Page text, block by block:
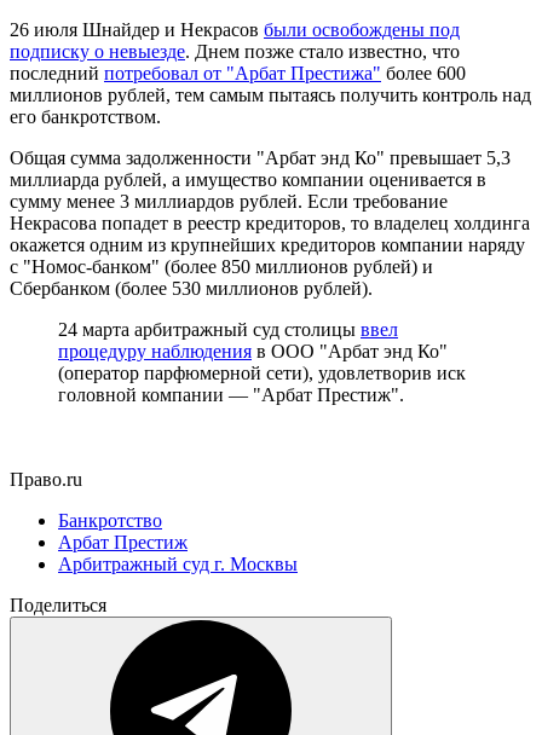
26 июля Шнайдер и Некрасов были освобождены под
подписку о невыезде. Днем позже стало известно, что
последний потребовал от "Арбат Престижа" более 600
миллионов рублей, тем самым пытаясь получить контроль над
его банкротством.
Общая сумма задолженности "Арбат энд Ко" превышает 5,3
миллиарда рублей, а имущество компании оценивается в
сумму менее 3 миллиардов рублей. Если требование
Некрасова попадет в реестр кредиторов, то владелец холдинга
окажется одним из крупнейших кредиторов компании наряду
с "Номос-банком" (более 850 миллионов рублей) и
Сбербанком (более 530 миллионов рублей).
24 марта арбитражный суд столицы ввел
процедуру наблюдения в ООО "Арбат энд Ко"
(оператор парфюмерной сети), удовлетворив иск
головной компании — "Арбат Престиж".
Право.ru
Банкротство
Арбат Престиж
Арбитражный суд г. Москвы
Поделиться